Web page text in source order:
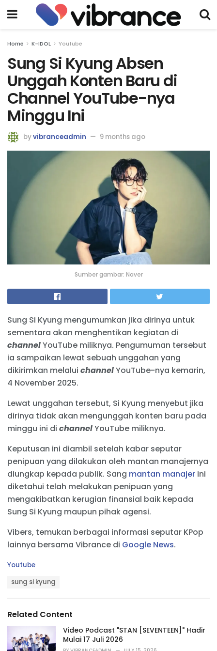
Home K-IDOL Youtube
Sung Si Kyung Absen
Unggah Konten Baru di
Channel YouTube-nya
Minggu Ini
byvibranceadmin 9 months ago
Sumber gambar: Naver
Sung Si Kyung mengumumkan jika dirinya untuk
sementara akan menghentikan kegiatan di
channelYouTube miliknya. Pengumuman tersebut
ia sampaikan lewat sebuah unggahan yang
dikirimkan melalui channelYouTube-nya kemarin,
4 November 2025.
Lewat unggahan tersebut, Si Kyung menyebut jika
dirinya tidak akan mengunggah konten baru pada
minggu ini di channelYouTube miliknya.
Keputusan ini diambil setelah kabar seputar
penipuan yang dilakukan oleh mantan manajernya
diungkap kepada publik. Sang mantan manajer ini
diketahui telah melakukan penipuan yang
mengakibatkan kerugian finansial baik kepada
Sung Si Kyung maupun pihak agensi.
Vibers, temukan berbagai informasi seputar KPop
lainnya bersama Vibrance di Google News.
C
r
i
s
Youtube
:
sung si kyung
Related Content
Video Podcast "STAN [SEVENTEEN]" Hadir
Mulai 17 Juli 2026